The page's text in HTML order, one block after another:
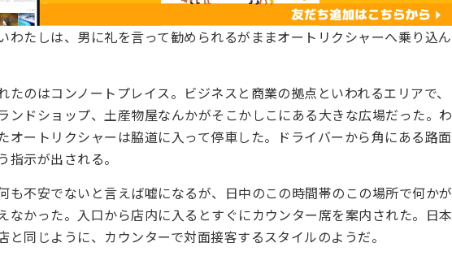
わたしは、男に礼を言って勧められるがままオートリクシャーへ乗り込ん
たのはコンノートプレイス。ビジネスと商業の拠点といわれるエリアで、
ンドショップ、土産物屋なんかがそこかしこにある大きな広場だった。わ
オートリクシャーは脇道に入って停車した。ドライバーから角にある路面
指示が出される。
も不安でないと言えば嘘になるが、日中のこの時間帯のこの場所で何かが
なかった。入口から店内に入るとすぐにカウンター席を案内された。日本
と同じように、カウンターで対面接客するスタイルのようだ。